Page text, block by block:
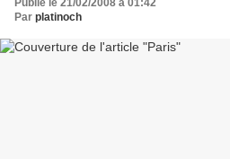
Publié le 21/02/2008 à 01:42
Par platinoch